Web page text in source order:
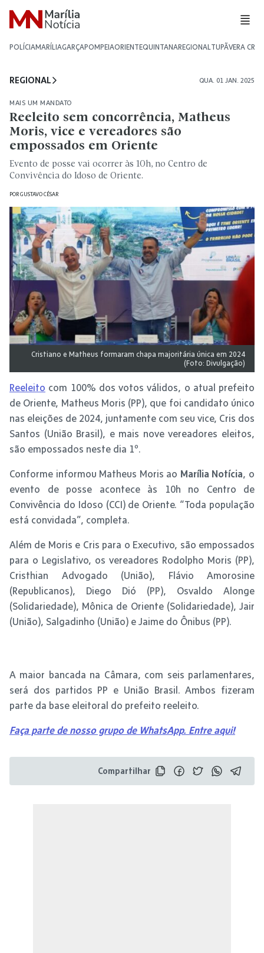
POLÍCIAMARÍLIAGARÇAPOMPEIAORIENTEQUINTANAREGIONALTUPÃVERA CRUZ
REGIONAL QUA. 01 JAN. 2025
MAIS UM MANDATO
Reeleito sem concorrência, Matheus
Moris, vice e vereadores são
empossados em Oriente
Evento de posse vai ocorrer às 10h, no Centro de
Convivência do Idoso de Oriente.
PORGUSTAVO CÉSAR
Cristiano e Matheus formaram chapa majoritária única em 2024
(Foto: Divulgação)
Reeleito com 100% dos votos válidos, o atual prefeito
de Oriente, Matheus Moris (PP), que foi candidato único
nas eleições de 2024, juntamente com seu vice, Cris dos
Santos (União Brasil), e mais nove vereadores eleitos,
são empossados neste dia 1º.
Conforme informou Matheus Moris ao Marília Notícia, o
evento de posse acontece às 10h no Centro de
Convivência do Idoso (CCI) de Oriente. “Toda população
está convidada”, completa.
Além de Moris e Cris para o Executivo, são empossados
para o Legislativo, os vereadores Rodolpho Moris (PP),
Cristhian Advogado (União), Flávio Amorosine
(Republicanos), Diego Dió (PP), Osvaldo Alonge
(Solidariedade), Mônica de Oriente (Solidariedade), Jair
(União), Salgadinho (União) e Jaime do Ônibus (PP).
A maior bancada na Câmara, com seis parlamentares,
será dos partidos PP e União Brasil. Ambos fizeram
parte da base eleitoral do prefeito reeleito.
Faça parte de nosso grupo de WhatsApp. Entre aqui!
Compartilhar